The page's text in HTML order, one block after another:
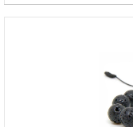
Бусина Дзи